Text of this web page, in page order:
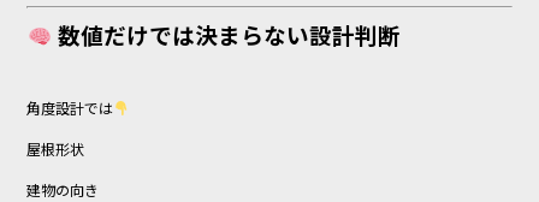
数値だけでは決まらない設計判断
角度設計では
屋根形状
建物の向き